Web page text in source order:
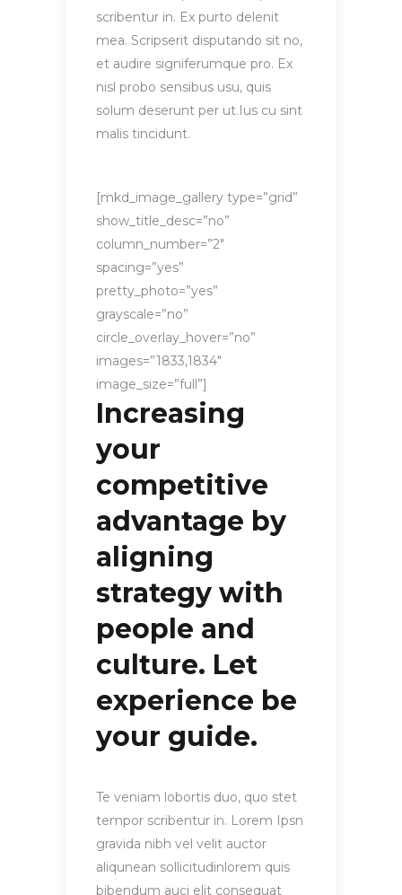
scribentur in. Ex purto delenit
mea. Scripserit disputando sit no,
et audire signiferumque pro. Ex
nisl probo sensibus usu, quis
solum deserunt per ut.Ius cu sint
malis tincidunt.
[mkd_image_gallery type=”grid”
show_title_desc=”no”
column_number=”2″
spacing=”yes”
pretty_photo=”yes”
grayscale=”no”
circle_overlay_hover=”no”
images=”1833,1834″
image_size=”full”]
Increasing
your
competitive
advantage by
aligning
strategy with
people and
culture. Let
experience be
your guide.
Te veniam lobortis duo, quo stet
tempor scribentur in. Lorem Ipsn
gravida nibh vel velit auctor
aliqunean sollicitudinlorem quis
bibendum auci elit consequat